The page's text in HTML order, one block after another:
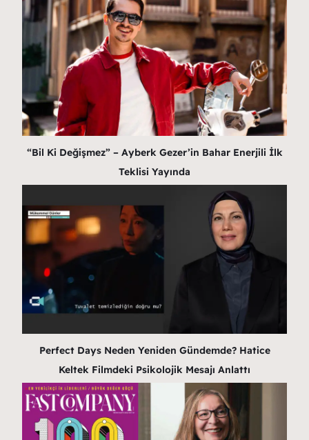
“Bil Ki Değişmez” – Ayberk Gezer’in Bahar Enerjili İlk
Teklisi Yayında
Perfect Days Neden Yeniden Gündemde? Hatice
Keltek Filmdeki Psikolojik Mesajı Anlattı